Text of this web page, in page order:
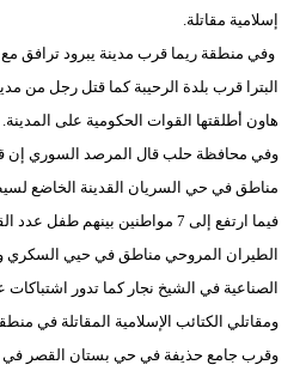
إسلامية مقاتلة.
وفي منطقة ريما قرب مدينة يبرود ترافق
البترا قرب بلدة الرحيبة كما قتل رجل من
هاون أطلقتها القوات الحكومية على المدينة.
وفي محافظة حلب قال المرصد السوري
مناطق في حي السريان القدينة الخاضع
فيما ارتفع إلى 7 مواطنين بينهم
الطيران المروحي مناطق في حيي السكري
الصناعية في الشيخ نجار كما تدور اشتباكات
ومقاتلي الكتائب الإسلامية المقاتلة في
وقرب جامع حذيفة في حي بستان القصر في